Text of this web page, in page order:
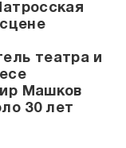
театра и
Машков
30 лет